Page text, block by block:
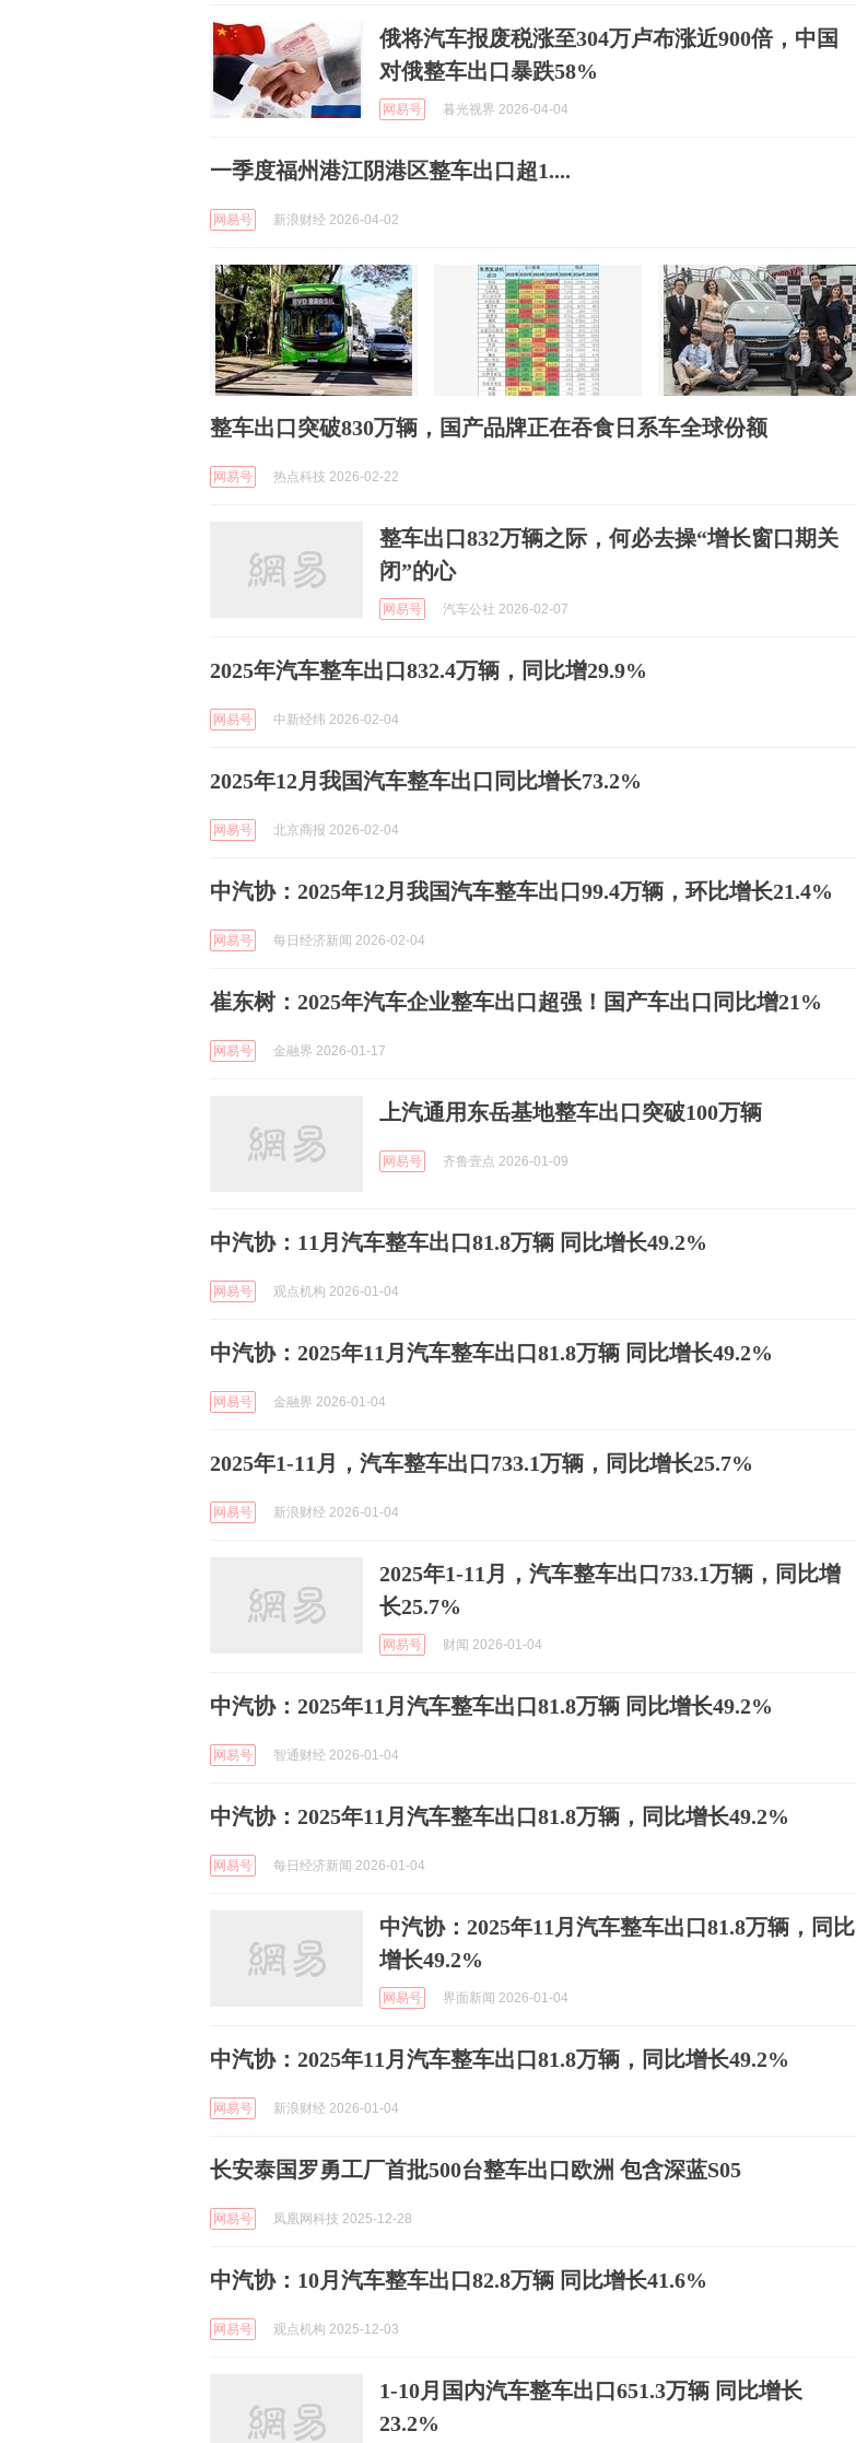
俄将汽车报废税涨至304万卢布涨近900倍，中国
对俄整车出口暴跌58%
网易号 暮光视界 2026-04-04
一季度福州港江阴港区整车出口超1....
网易号 新浪财经 2026-04-02
整车出口突破830万辆，国产品牌正在吞食日系车全球份额
网易号 热点科技 2026-02-22
整车出口832万辆之际，何必去操“增长窗口期关
闭”的心
网易号 汽车公社 2026-02-07
2025年汽车整车出口832.4万辆，同比增29.9%
网易号 中新经纬 2026-02-04
2025年12月我国汽车整车出口同比增长73.2%
网易号 北京商报 2026-02-04
中汽协：2025年12月我国汽车整车出口99.4万辆，环比增长21.4%
网易号 每日经济新闻 2026-02-04
崔东树：2025年汽车企业整车出口超强！国产车出口同比增21%
网易号 金融界 2026-01-17
上汽通用东岳基地整车出口突破100万辆
网易号 齐鲁壹点 2026-01-09
中汽协：11月汽车整车出口81.8万辆 同比增长49.2%
网易号 观点机构 2026-01-04
中汽协：2025年11月汽车整车出口81.8万辆 同比增长49.2%
网易号 金融界 2026-01-04
2025年1-11月，汽车整车出口733.1万辆，同比增长25.7%
网易号 新浪财经 2026-01-04
2025年1-11月，汽车整车出口733.1万辆，同比增
长25.7%
网易号 财闻 2026-01-04
中汽协：2025年11月汽车整车出口81.8万辆 同比增长49.2%
网易号 智通财经 2026-01-04
中汽协：2025年11月汽车整车出口81.8万辆，同比增长49.2%
网易号 每日经济新闻 2026-01-04
中汽协：2025年11月汽车整车出口81.8万辆，同比
增长49.2%
网易号 界面新闻 2026-01-04
中汽协：2025年11月汽车整车出口81.8万辆，同比增长49.2%
网易号 新浪财经 2026-01-04
长安泰国罗勇工厂首批500台整车出口欧洲 包含深蓝S05
网易号 凤凰网科技 2025-12-28
中汽协：10月汽车整车出口82.8万辆 同比增长41.6%
网易号 观点机构 2025-12-03
1-10月国内汽车整车出口651.3万辆 同比增长
23.2%